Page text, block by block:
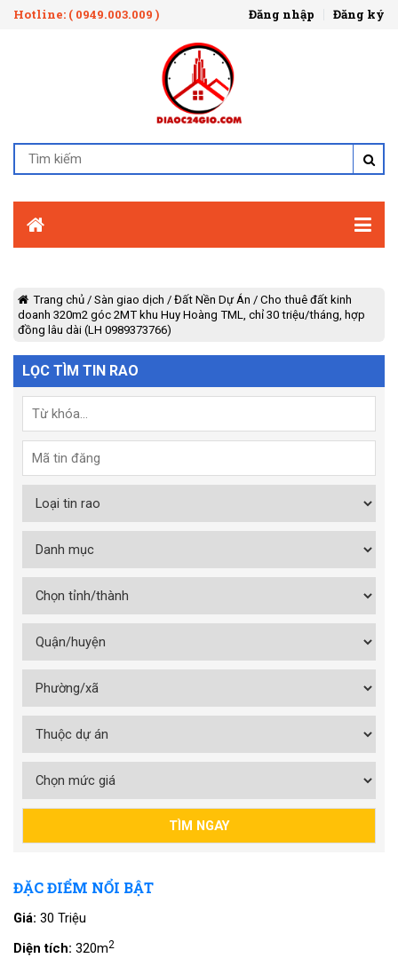
Hotline: ( 0949.003.009 ) Đăng nhập Đăng ký
Trang chủ / Sàn giao dịch / Đất Nền Dự Án / Cho thuê đất kinh
doanh 320m2 góc 2MT khu Huy Hoàng TML, chỉ 30 triệu/tháng, hợp
đồng lâu dài (LH 0989373766)
LỌC TÌM TIN RAO
ĐẶC ĐIỂM NỔI BẬT
Giá: 30 Triệu
Diện tích: 320m2